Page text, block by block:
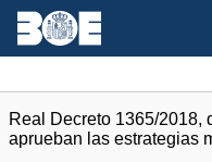
Real Decreto 1365/2018,
aprueban las estrategias